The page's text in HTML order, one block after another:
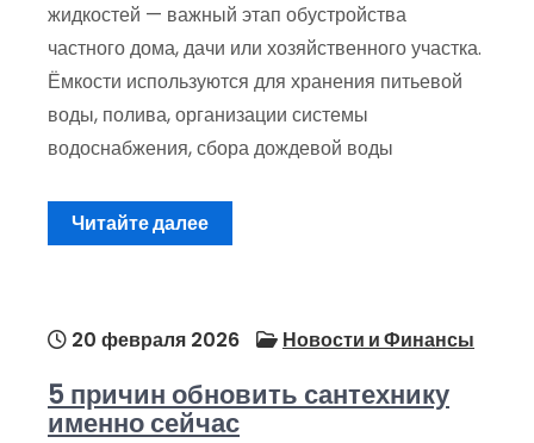
жидкостей — важный этап обустройства
частного дома, дачи или хозяйственного участка.
Ёмкости используются для хранения питьевой
воды, полива, организации системы
водоснабжения, сбора дождевой воды
Читайте далее
20 февраля 2026 Новости и Финансы
5 причин обновить сантехнику
именно сейчас